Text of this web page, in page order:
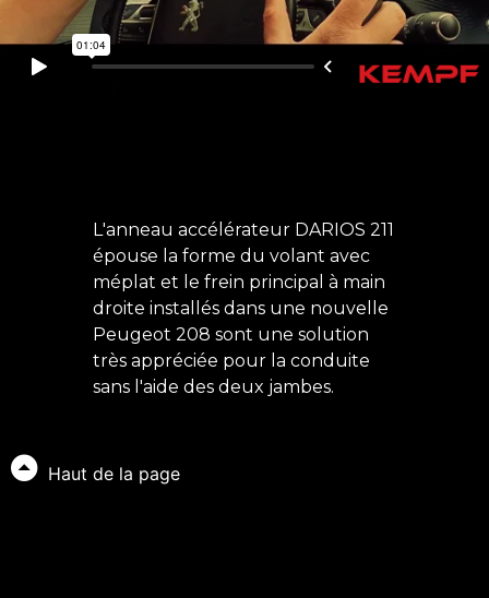
L'anneau accélérateur DARIOS 211
épouse la forme du volant avec
méplat et le frein principal à main
droite installés dans une nouvelle
Peugeot 208 sont une solution
très appréciée pour la conduite
sans l'aide des deux jambes.
Haut de la page